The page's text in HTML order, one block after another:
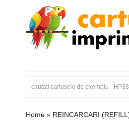
Home » REINCARCARI